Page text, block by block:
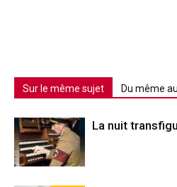
Sur le même sujet Du même
La nuit